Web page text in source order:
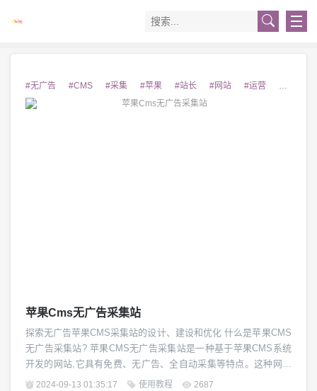
#无广告 #CMS #采集 #苹果 #站长 #网站 #运营 #互联网
苹果Cms无广告采集站
探索无广告苹果CMS采集站的设计、建设和优化 什么是苹果CMS
无广告采集站? 苹果CMS无广告采集站是一种基于苹果CMS系统
开发的网站,它具有免费、无广告、全自动采集等特点。这种网站
通过设置RSS源、整合外部内容等方式,实现自动采集和发布影
2024-09-13 01:35:17 使用教程 2687